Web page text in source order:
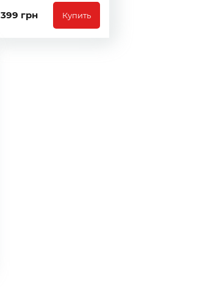
399 грн Купить